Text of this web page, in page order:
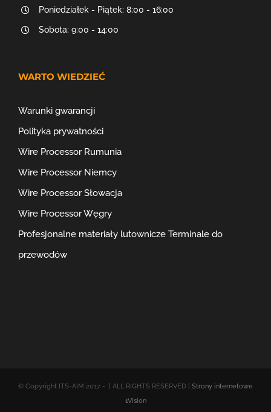
Poniedziałek - Piątek: 8:00 - 16:00
Sobota: 9:00 - 14:00
WARTO WIEDZIEĆ
Warunki gwarancji
Polityka prywatności
Wire Processor Rumunia
Wire Processor Niemcy
Wire Processor Słowacja
Wire Processor Węgry
Profesjonalne materiały lutownicze Terminale do
przewodów
© Copyright ITS-AIM 2017 - | ALL RIGHTS RESERVED | Strony internetowe
1Vision